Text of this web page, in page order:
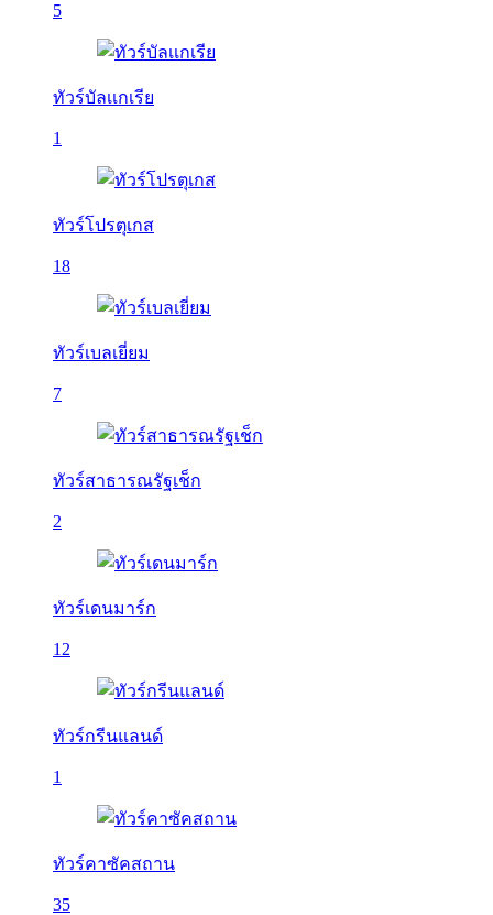
5
ทัวร์บัลเเกเรีย
1
ทัวร์โปรตุเกส
18
ทัวร์เบลเยี่ยม
7
ทัวร์สาธารณรัฐเช็ก
2
ทัวร์เดนมาร์ก
12
ทัวร์กรีนแลนด์
1
ทัวร์คาซัคสถาน
35